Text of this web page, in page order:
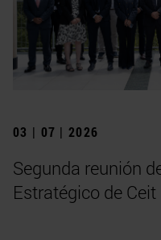
03 | 07 | 2026
Segunda reunión
Estratégico de Ceit